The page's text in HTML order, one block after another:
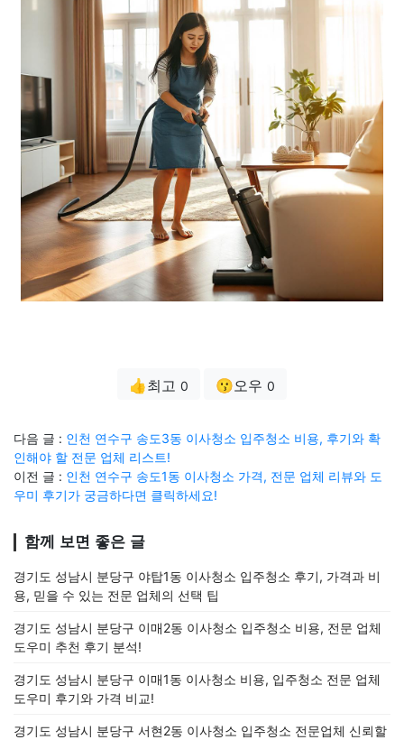
👍최고 0 😗오우 0
다음 글 : 인천 연수구 송도3동 이사청소 입주청소 비용, 후기와 확
인해야 할 전문 업체 리스트!
이전 글 : 인천 연수구 송도1동 이사청소 가격, 전문 업체 리뷰와 도
우미 후기가 궁금하다면 클릭하세요!
함께 보면 좋은 글
경기도 성남시 분당구 야탑1동 이사청소 입주청소 후기, 가격과 비
용, 믿을 수 있는 전문 업체의 선택 팁
경기도 성남시 분당구 이매2동 이사청소 입주청소 비용, 전문 업체
도우미 추천 후기 분석!
경기도 성남시 분당구 이매1동 이사청소 비용, 입주청소 전문 업체
도우미 후기와 가격 비교!
경기도 성남시 분당구 서현2동 이사청소 입주청소 전문업체 신뢰할